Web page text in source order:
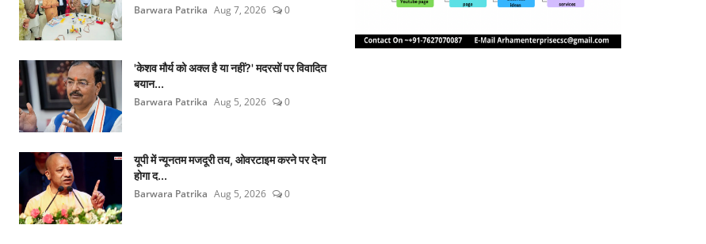
Barwara Patrika Aug 7, 2026 0
'केशव मौर्य को अक्ल है या नहीं?' मदरसों पर विवादित
बयान...
Barwara Patrika Aug 5, 2026 0
यूपी में न्यूनतम मजदूरी तय, ओवरटाइम करने पर देना
होगा द...
Barwara Patrika Aug 5, 2026 0